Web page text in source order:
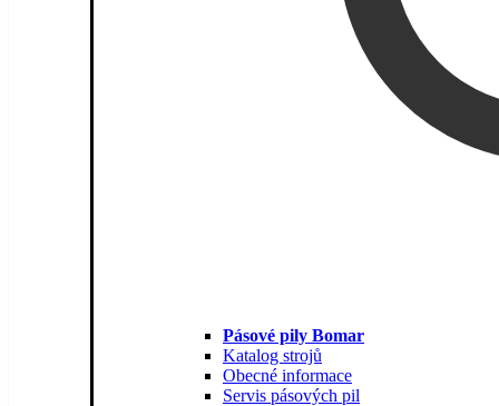
Pásové pily Bomar
Katalog strojů
Obecné informace
Servis pásových pil